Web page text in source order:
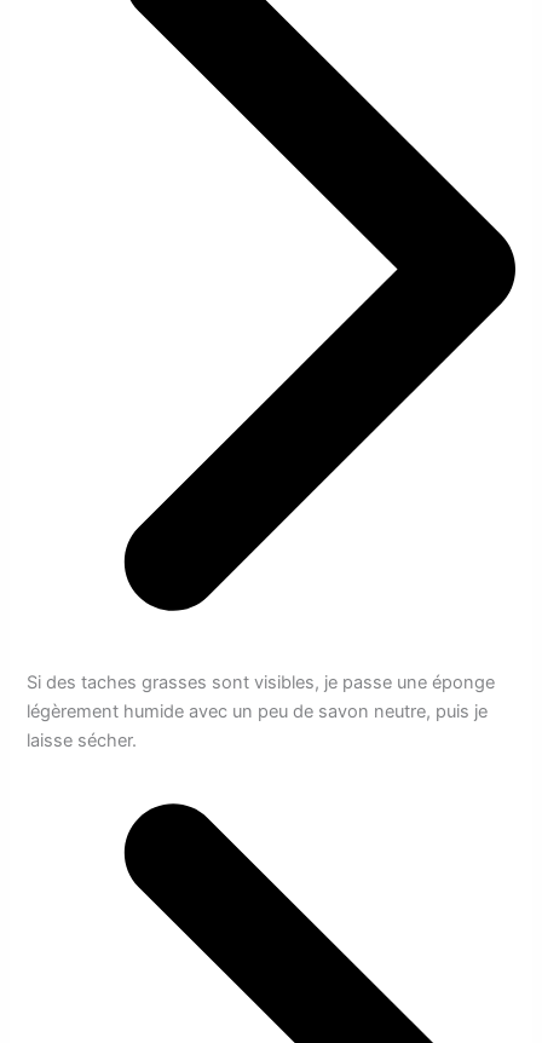
Si des taches grasses sont visibles, je passe une éponge
légèrement humide avec un peu de savon neutre, puis je
laisse sécher.